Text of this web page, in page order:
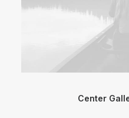
Center